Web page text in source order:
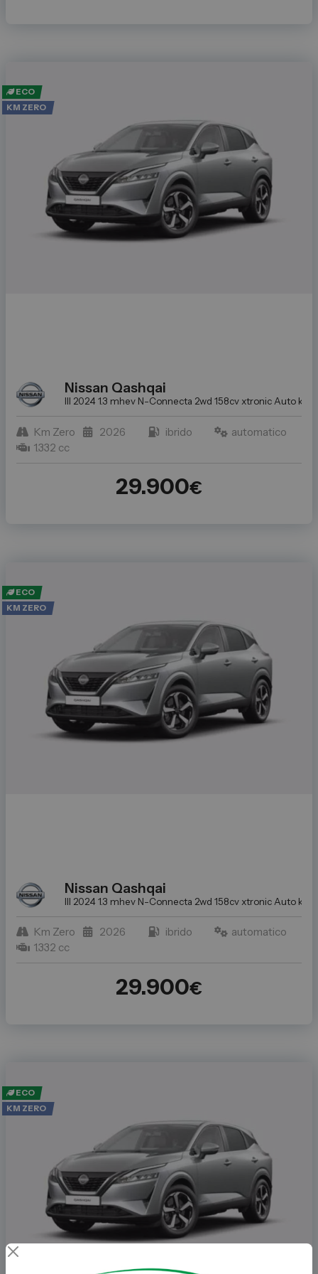
Telefono Vendita
011 22 51 711
Telefono Officina
011 22 51 737
Email
spazio@spaziogroup.com
ECO
KM ZERO
Nissan Qashqai
III 2024 1.3 mhev N-Connecta 2wd 158cv xtronic Auto km
Km Zero 2026 ibrido
automatico
1.332 cc
29.900€
ECO
KM ZERO
Nissan Qashqai
III 2024 1.3 mhev N-Connecta 2wd 158cv xtronic Auto km
Km Zero 2026 ibrido
automatico
1.332 cc
29.900€
ECO
KM ZERO